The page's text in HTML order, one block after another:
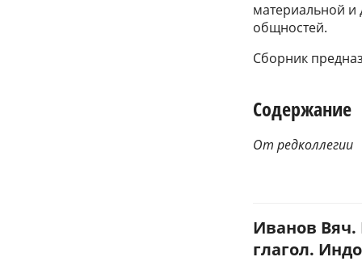
материальной и
общностей.
Сборник
Содержание
От редколлегии
Иванов Вяч.
глагол.